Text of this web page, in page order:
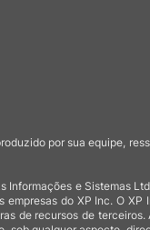
por sua equipe,
Informações e
do XP Inc. O
de recursos de